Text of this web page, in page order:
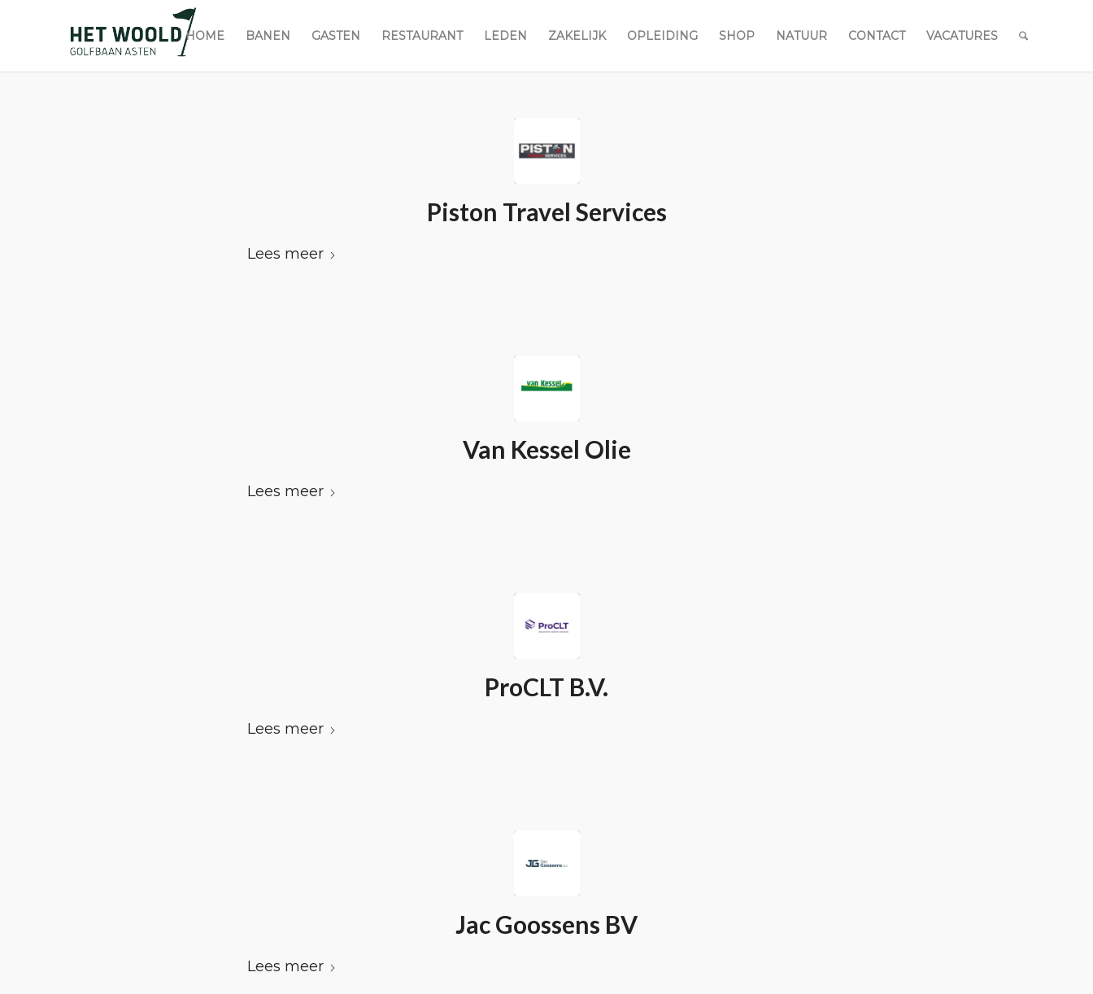
HOME BANEN GASTEN RESTAURANT LEDEN ZAKELIJK OPLEIDING SHOP NATUUR CONTACT VACATURES
Piston Travel Services
Lees meer
Van Kessel Olie
Lees meer
ProCLT B.V.
Lees meer
Jac Goossens BV
Lees meer